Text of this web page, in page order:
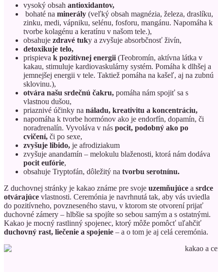
vysoký obsah antioxidantov,
bohaté na minerály (veľký obsah magnézia, železa, draslíku,
zinku, medi, vápniku, selénu, fosforu, mangánu. Napomáha k
tvorbe kolagénu a keratínu v našom tele.),
obsahuje zdravé tuky a zvyšuje absorbčnosť živín,
detoxikuje telo,
prispieva k pozitívnej energii (Teobromín, aktívna látka v
kakau, stimuluje kardiovaskulárny systém. Pomáha k dlhšej a
jemnejšej energii v tele. Taktiež pomáha na kašeľ, aj na zubnú
sklovinu.),
otvára našu srdečnú čakru, pomáha nám spojiť sa s
vlastnou dušou,
priaznivé účinky na náladu, kreativitu a koncentráciu,
napomáha k tvorbe hormónov ako je endorfín, dopamín, či
noradrenalín. Vyvoláva v nás pocit, podobný ako po
cvičení, či po sexe,
zvyšuje libido, je afrodiziakum
zvyšuje anandamín – melokulu blaženosti, ktorá nám dodáva
pocit eufórie,
obsahuje Tryptofán, dôležitý na tvorbu serotnínu.
Z duchovnej stránky je kakao známe pre svoje uzemňujúce a srdce
otvárajúce vlastnosti. Ceremónia je navrhnutá tak, aby vás uviedla
do pozitívneho, povzneseného stavu, v ktorom ste otvorení prijať
duchovné zámery – hlbšie sa spojíte so sebou samým a s ostatnými.
Kakao je mocný rastlinný spojenec, ktorý môže pomôcť uľahčiť
duchovný rast, liečenie a spojenie – a o tom je aj celá ceremónia.